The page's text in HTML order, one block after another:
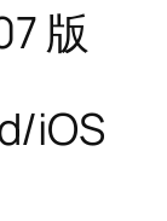
版
iOS